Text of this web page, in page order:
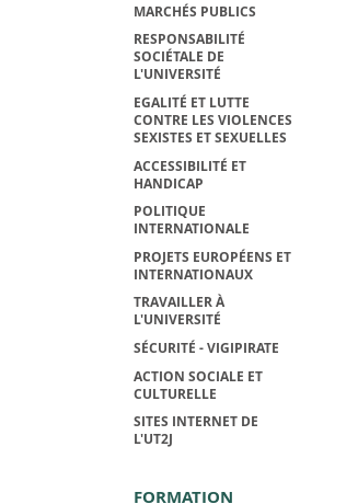
MARCHÉS PUBLICS
RESPONSABILITÉ
SOCIÉTALE DE
L'UNIVERSITÉ
EGALITÉ ET LUTTE
CONTRE LES VIOLENCES
SEXISTES ET SEXUELLES
ACCESSIBILITÉ ET
HANDICAP
POLITIQUE
INTERNATIONALE
PROJETS EUROPÉENS ET
INTERNATIONAUX
TRAVAILLER À
L'UNIVERSITÉ
SÉCURITÉ - VIGIPIRATE
ACTION SOCIALE ET
CULTURELLE
SITES INTERNET DE
L'UT2J
FORMATION